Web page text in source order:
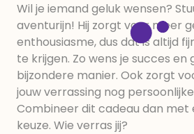
Wil je iemand geluk wensen?
aventurijn! Hij zorgt voor meer
enthousiasme, dus dat is altijd
te krijgen. Zo wens je succes en
bijzondere manier. Ook zorgt
jouw verrassing nog
Combineer dit cadeau dan met
keuze. Wie verras jij?